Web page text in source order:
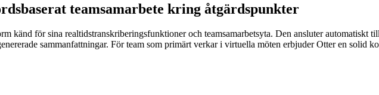
teamsamarbete kring åtgärdspunkter
känd för sina realtidstranskriberingsfunktioner och teamsamarbetsyta. Den ansluter automatiskt
sammanfattningar. För team som primärt verkar i virtuella möten erbjuder Otter en solid